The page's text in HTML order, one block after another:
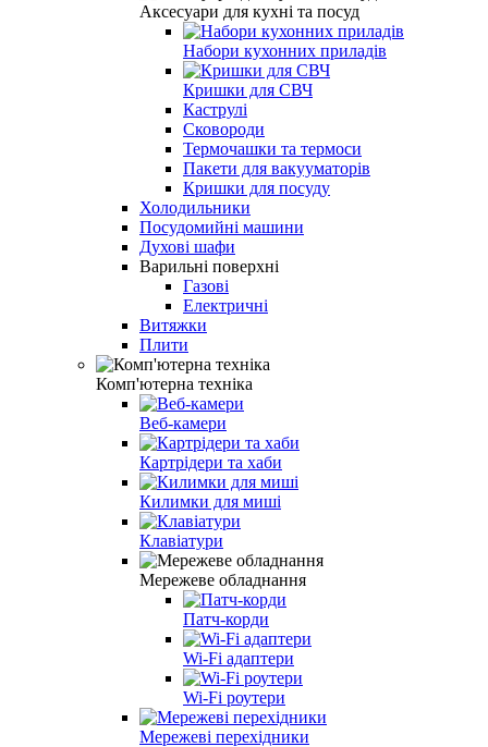
Аксесуари для кухні та посуд
Набори кухонних приладів
Кришки для СВЧ
Каструлі
Сковороди
Термочашки та термоси
Пакети для вакууматорів
Кришки для посуду
Холодильники
Посудомийні машини
Духові шафи
Варильні поверхні
Газові
Електричні
Витяжки
Плити
Комп'ютерна техніка
Веб-камери
Картрідери та хаби
Килимки для миші
Клавіатури
Мережеве обладнання
Патч-корди
Wi-Fi адаптери
Wi-Fi роутери
Мережеві перехідники